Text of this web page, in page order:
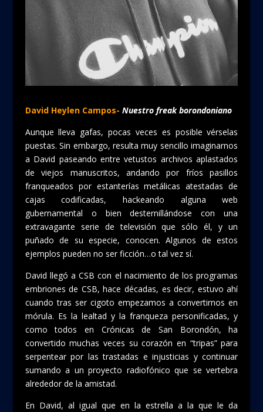
David Heylen Campos- Nuestro freak borondoniano
Aunque lleva gafas, pocas veces es posible vérselas
puestas. Sin embargo, resulta muy sencillo imaginarnos
a David paseando entre vetustos archivos aplastados
de viejos manuscritos, andando por fríos pasillos
franqueados por estanterías metálicas atestadas de
cajas codificadas, hackeando alguna web
gubernamental o bien desternillándose con una
extravagante serie de televisión que sólo él, y un
puñado de su especie, conocen. Algunos de estos
ejemplos pueden no ser ficción…o tal vez sí.
David llegó a CSB con el nacimiento de los programas
embriones de CSB, hace décadas, es decir, estuvo ahí
cuando tras ser cigoto empezamos a convertirnos en
mórula. Es la lealtad y la franqueza personificadas, y
como todos en Crónicas de San Borondón, ha
convertido muchas veces su corazón en “tripas” para
serpentear por las trastadas e injusticias y continuar
sumando a un proyecto radiofónico que se vertebra
alrededor de la amistad.
En David, al igual que en la estrella a la que le da